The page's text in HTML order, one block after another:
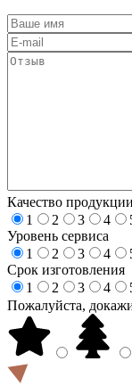
Качество продукции
1
2 3 4
Уровень сервиса
1
2 3 4
Срок изготовления
1
2 3 4
Пожалуйста,